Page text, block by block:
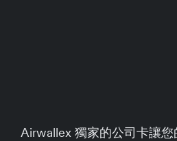
Airwallex 獨家的公司卡讓